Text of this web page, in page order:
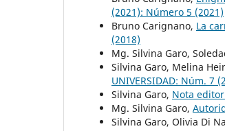
(2021): Número 5 (2021)
Bruno Carignano, La
(2018)
Mg. Silvina Garo,
Silvina Garo, Melina
UNIVERSIDAD: Núm. 7
Silvina Garo, Nota
Mg. Silvina Garo,
Silvina Garo, Olivia Di